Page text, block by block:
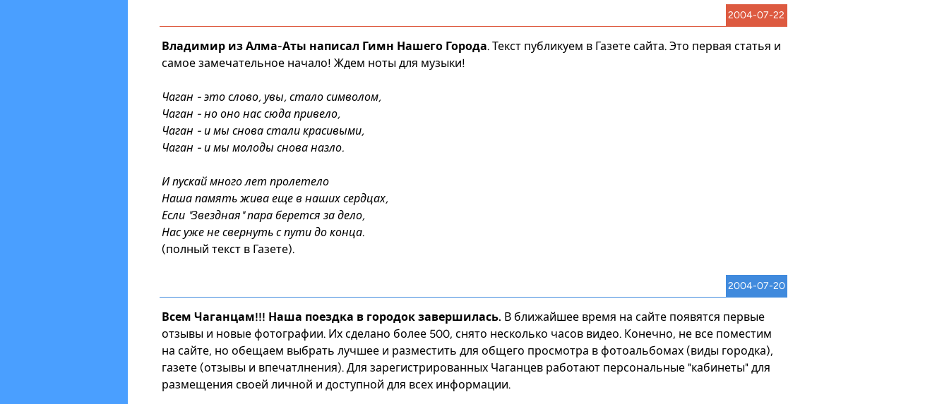
2004-07-22
Владимир из Алма-Аты написал Гимн Нашего Города. Текст публикуем в Газете сайта. Это первая статья и
самое замечательное начало! Ждем ноты для музыки!
Чаган - это слово, увы, стало символом,
Чаган - но оно нас сюда привело,
Чаган - и мы снова стали красивыми,
Чаган - и мы молоды снова назло.
И пускай много лет пролетело
Наша память жива еще в наших сердцах,
Если "Звездная" пара берется за дело,
Нас уже не свернуть с пути до конца.
(полный текст в Газете).
2004-07-20
Всем Чаганцам!!! Наша поездка в городок завершилась. В ближайшее время на сайте появятся первые
отзывы и новые фотографии. Их сделано более 500, снято несколько часов видео. Конечно, не все поместим
на сайте, но обещаем выбрать лучшее и разместить для общего просмотра в фотоальбомах (виды городка),
газете (отзывы и впечатлнения). Для зарегистрированных Чаганцев работают персональные "кабинеты" для
размещения своей личной и доступной для всех информации.